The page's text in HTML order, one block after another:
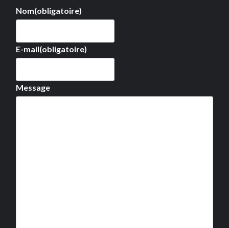
Nom(obligatoire)
E-mail(obligatoire)
Message